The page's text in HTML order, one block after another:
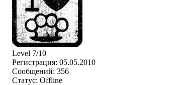
Level 7/10
Регистрация: 05.05.2010
Сообщений: 356
Статус: Offline